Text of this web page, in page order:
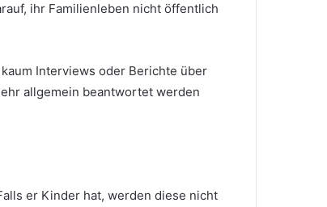
ihr Familienleben nicht öffentlich
Interviews oder Berichte über
allgemein beantwortet werden
er Kinder hat, werden diese nicht